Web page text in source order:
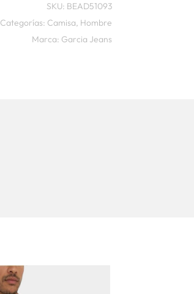
SKU: BEAD51093
Categorías: Camisa, Hombre
Marca: Garcia Jeans